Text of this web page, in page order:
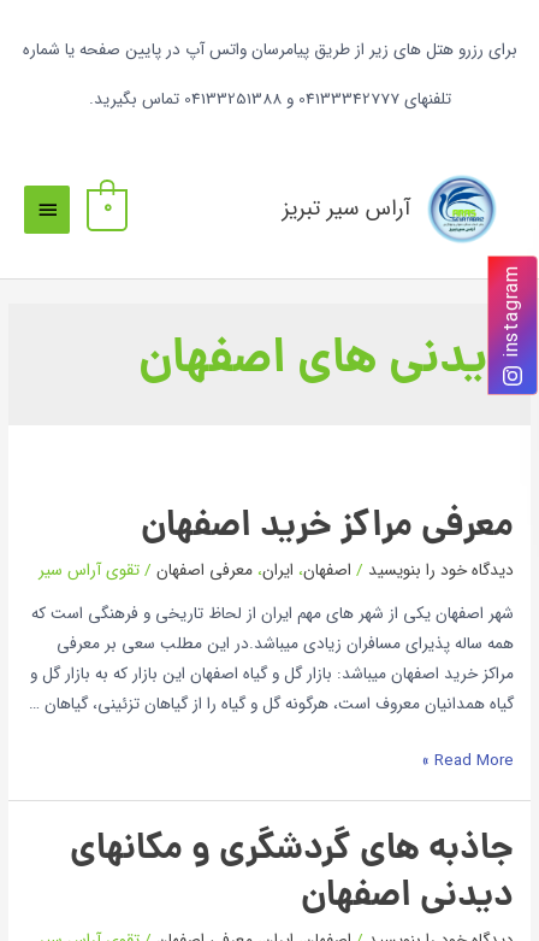
برای رزرو هتل های زیر از طریق پیامرسان واتس آپ در پایین صفحه یا شماره
تلفنهای 04133342777 و 04133251388 تماس بگیرید.
آراس سیر تبریز 0
دیدنی های اصفهان
معرفی مراکز خرید اصفهان
دیدگاه‌ خود را بنویسید / اصفهان، ایران،معرفی اصفهان /تقوی آراس سیر
شهر اصفهان یکی از شهر های مهم ایران از لحاظ تاریخی و فرهنگی است که
همه ساله پذیرای مسافران زیادی میباشد.در این مطلب سعی بر معرفی
مراکز خرید اصفهان میباشد: بازار گل و گیاه اصفهان این بازار که به بازار گل و
گیاه همدانیان معروف است، هرگونه گل و گیاه را از گیاهان تزئینی، گیاهان …
Read More »
جاذبه های گردشگری و مکانهای
دیدنی اصفهان
instagram